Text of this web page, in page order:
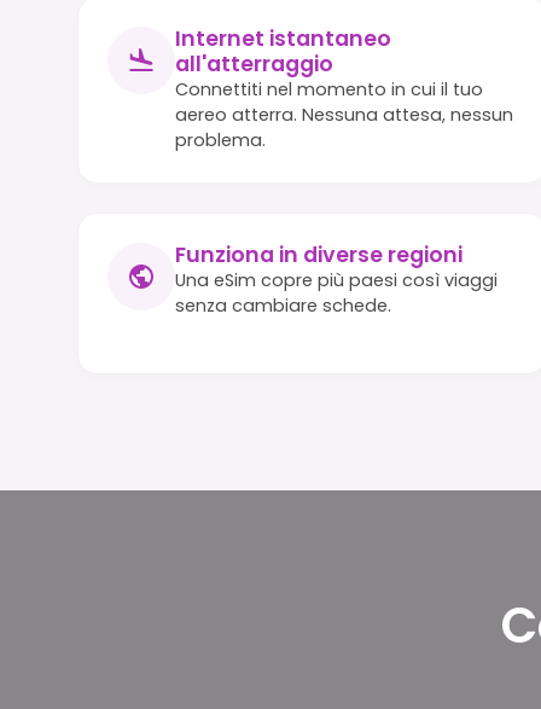
Internet istantaneo
all'atterraggio
Connettiti nel momento in cui il tuo
aereo atterra. Nessuna attesa, nessun
problema.
Funziona in diverse regioni
Una eSim copre più paesi così viaggi
senza cambiare schede.